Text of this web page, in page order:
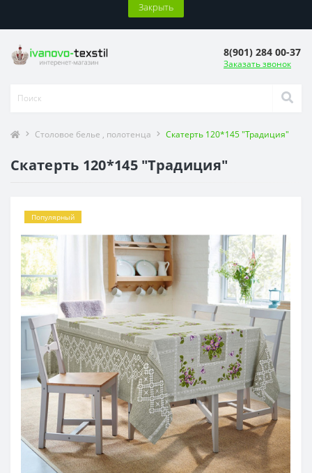
Закрыть
8(901) 284 00-37
Заказать звонок
Столовое белье , полотенца Скатерть 120*145 "Традиция"
Скатерть 120*145 "Традиция"
Популярный